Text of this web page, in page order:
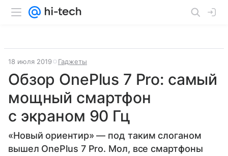
18 июля 2019 Гаджеты
Обзор OnePlus 7 Pro: самый
мощный смартфон
с экраном 90 Гц
«Новый ориентир» — под таким слоганом
вышел OnePlus 7 Pro. Мол, все смартфоны